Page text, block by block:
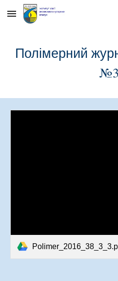
Skip to main content
Полімерний
№3